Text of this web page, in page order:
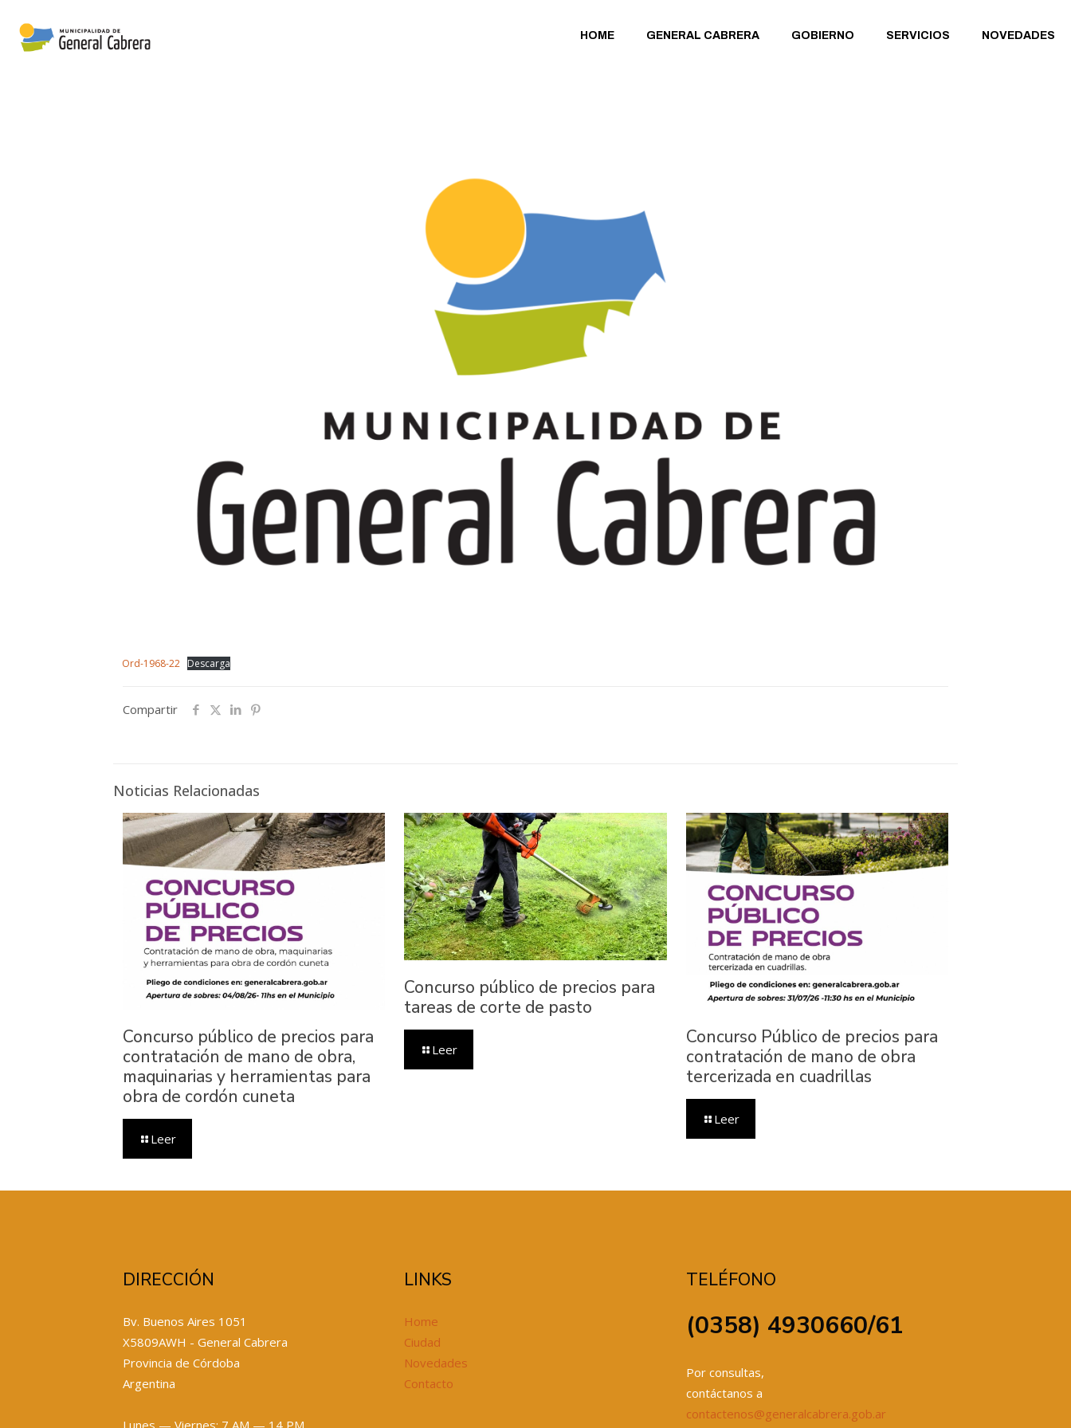
HOME GENERAL CABRERA GOBIERNO SERVICIOS NOVEDADES
Ord-1968-22 Descarga
Compartir
Noticias Relacionadas
Concurso público de precios para
contratación de mano de obra,
maquinarias y herramientas para
obra de cordón cuneta
Leer
Concurso público de precios para
tareas de corte de pasto
Leer
Concurso Público de precios para
contratación de mano de obra
tercerizada en cuadrillas
Leer
DIRECCIÓN
Bv. Buenos Aires 1051
X5809AWH - General Cabrera
Provincia de Córdoba
Argentina
Lunes — Viernes: 7 AM — 14 PM
LINKS
Home
Ciudad
Novedades
Contacto
TELÉFONO
(0358) 4930660/61
Por consultas,
contáctanos a
contactenos@generalcabrera.gob.ar